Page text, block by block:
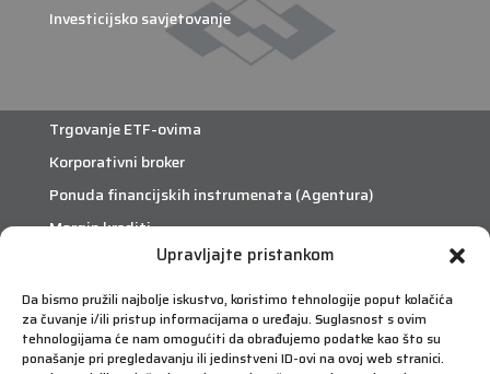
Upravljajte pristankom
Da bismo pružili najbolje iskustvo, koristimo tehnologije poput kolačića
za čuvanje i/ili pristup informacijama o uređaju. Suglasnost s ovim
tehnologijama će nam omogućiti da obrađujemo podatke kao što su
ponašanje pri pregledavanju ili jedinstveni ID-ovi na ovoj web stranici.
Investicijsko savjetovanje
Trgovanje ETF-ovima
Korporativni broker
Ponuda financijskih instrumenata (Agentura)
Margin krediti
eTrade
Što je eTrade?